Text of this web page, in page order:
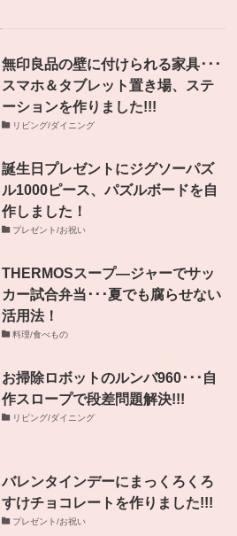
無印良品の壁に付けられる家具･･･
スマホ＆タブレット置き場、ステ
ーションを作りました!!!
リビング/ダイニング
誕生日プレゼントにジグソーパズ
ル1000ピース、パズルボードを自
作しました！
プレゼント/お祝い
THERMOSスープ―ジャーでサッ
カー試合弁当･･･夏でも腐らせない
活用法！
料理/食べもの
お掃除ロボットのルンバ960･･･自
作スロープで段差問題解決!!!
リビング/ダイニング
バレンタインデーにまっくろくろ
すけチョコレートを作りました!!!
プレゼント/お祝い